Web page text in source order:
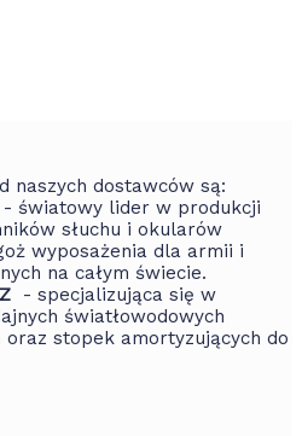
naszych dostawców są:
światowy lider w produkcji
słuchu i okularów
wyposażenia dla armii i
na całym świecie.
- specjalizująca się w
światłowodowych
stopek amortyzujących do